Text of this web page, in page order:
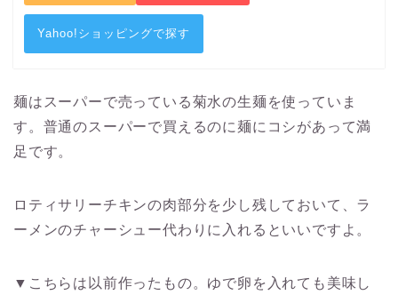
Yahoo!ショッピングで探す
麺はスーパーで売っている菊水の生麺を使っていま
す。普通のスーパーで買えるのに麺にコシがあって満
足です。
ロティサリーチキンの肉部分を少し残しておいて、ラ
ーメンのチャーシュー代わりに入れるといいですよ。
▼こちらは以前作ったもの。ゆで卵を入れても美味し